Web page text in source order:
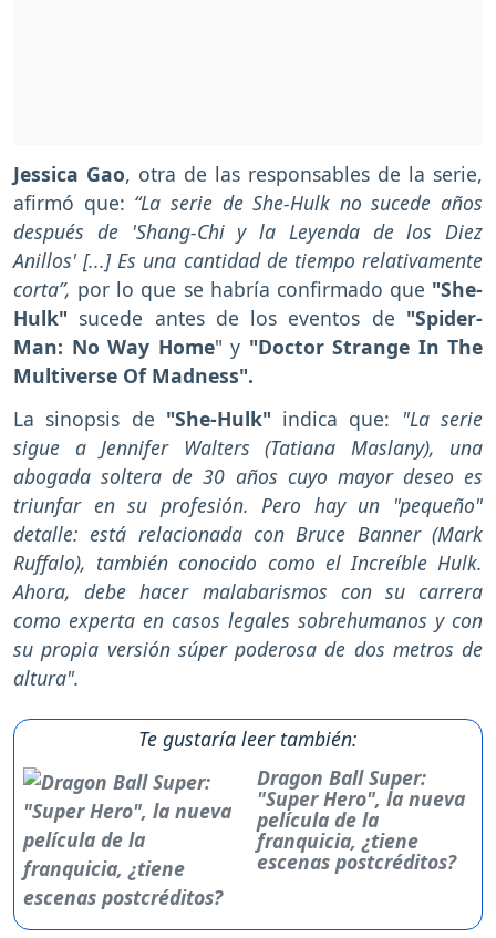
Jessica Gao, otra de las responsables de la serie,
afirmó que: “La serie de She-Hulk no sucede años
después de 'Shang-Chi y la Leyenda de los Diez
Anillos' [...] Es una cantidad de tiempo relativamente
corta”, por lo que se habría confirmado que "She-
Hulk" sucede antes de los eventos de "Spider-
Man: No Way Home" y "Doctor Strange In The
Multiverse Of Madness".
La sinopsis de "She-Hulk" indica que: "La serie
sigue a Jennifer Walters (Tatiana Maslany), una
abogada soltera de 30 años cuyo mayor deseo es
triunfar en su profesión. Pero hay un "pequeño"
detalle: está relacionada con Bruce Banner (Mark
Ruffalo), también conocido como el Increíble Hulk.
Ahora, debe hacer malabarismos con su carrera
como experta en casos legales sobrehumanos y con
su propia versión súper poderosa de dos metros de
altura".
Te gustaría leer también:
Dragon Ball Super:
"Super Hero", la nueva
película de la
franquicia, ¿tiene
escenas postcréditos?